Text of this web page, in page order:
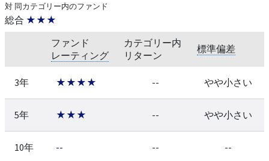
対 同カテゴリー内のファンド
総合 ★★★
ファンド
レーティング
カテゴリー内
リターン
標準偏差
3年 ★★★★ -- やや小さい
5年 ★★★ -- やや小さい
10年 -- -- --